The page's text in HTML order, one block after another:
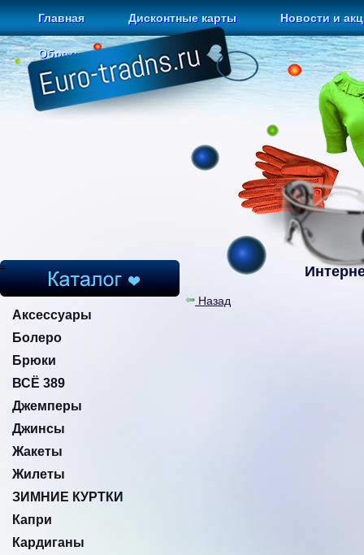
Главная Дисконтные карты Новости и
Обратная связь
=
Аксессуары
Болеро
Брюки
ВСЁ 389
Джемперы
Джинсы
Жакеты
Жилеты
ЗИМНИЕ КУРТКИ
Капри
Кардиганы
Назад